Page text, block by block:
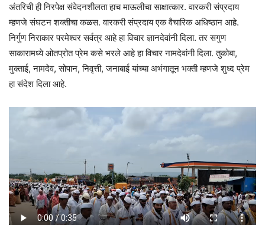
अंतरिची ही निरपेक्ष संवेदनशीलता हाच माऊलीचा साक्षात्कार. वारकरी संप्रदाय
म्हणजे संघटन शक्तीचा कळस. वारकरी संप्रदाय एक वैचारिक अधिष्ठान आहे.
निर्गुण निराकार परमेश्वर सर्वत्र आहे हा विचार ज्ञानदेवांनी दिला. तर सगुण
साकारामध्ये ओतप्रोत प्रेम कसे भरले आहे हा विचार नामदेवांनी दिला. तुकोबा,
मुक्ताई, नामदेव, सोपान, निवृत्ती, जनाबाई यांच्या अभंगातून भक्ती म्हणजे शुध्द प्रेम
हा संदेश दिला आहे.